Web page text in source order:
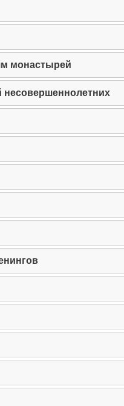
монастырей